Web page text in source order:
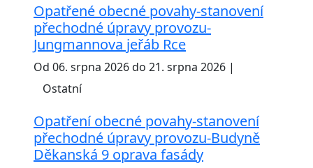
Opatřené obecné povahy-stanovení
přechodné úpravy provozu-
Jungmannova jeřáb Rce
Od 06. srpna 2026 do 21. srpna 2026 |
Ostatní
Opatření obecné povahy-stanovení
přechodné úpravy provozu-Budyně
Děkanská 9 oprava fasády